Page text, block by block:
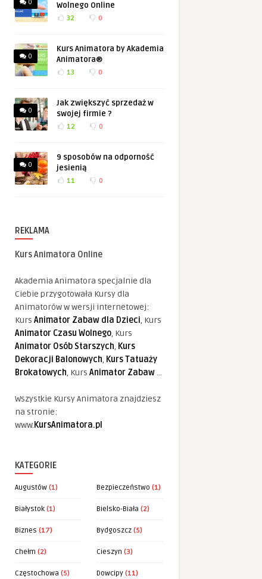
0
Wolnego Online
32 0
0
Kurs Animatora by Akademia
Animatora®
13 0
0
Jak zwiększyć sprzedaż w
swojej firmie ?
12 0
0
9 sposobów na odporność
jesienią
11 0
REKLAMA
Kurs Animatora Online
Akademia Animatora specjalnie dla
Ciebie przygotowała Kursy dla
Animatorów w wersji internetowej:
Kurs Animator Zabaw dla Dzieci, Kurs
Animator Czasu Wolnego, Kurs
Animator Osób Starszych, Kurs
Dekoracji Balonowych, Kurs Tatuaży
Brokatowych, Kurs Animator Zabaw...
Wszystkie Kursy Animatora znajdziesz
na stronie:
www.KursAnimatora.pl
KATEGORIE
Augustów (1) Bezpieczeństwo (1)
Białystok (1) Bielsko-Biała (2)
Biznes (17) Bydgoszcz (5)
Chełm (2) Cieszyn (3)
Częstochowa (5) Dowcipy (11)